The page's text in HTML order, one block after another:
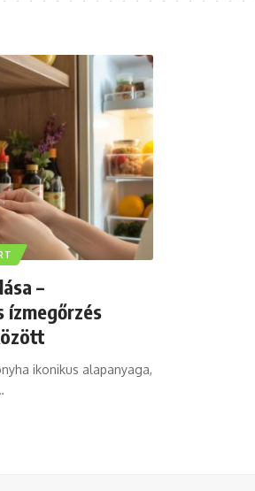
–
ikonikus alapanyaga,